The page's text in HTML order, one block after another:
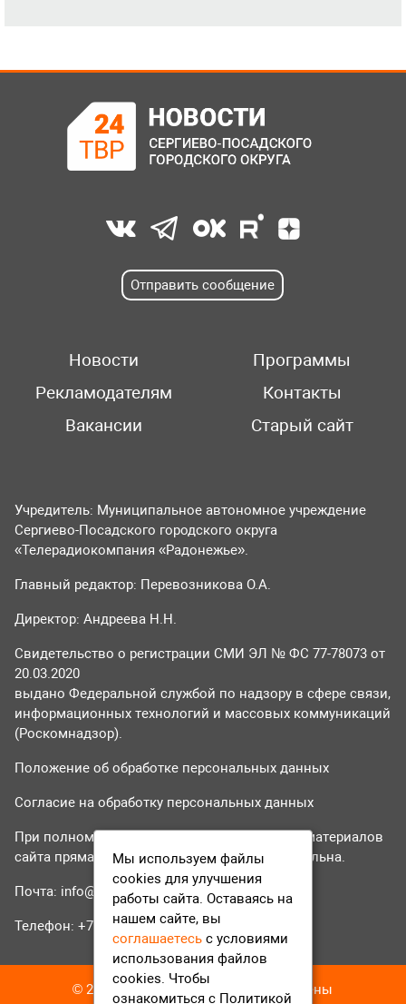
Отправить сообщение
Новости
Программы
Рекламодателям
Контакты
Вакансии
Старый сайт
Учредитель: Муниципальное автономное учреждение
Сергиево-Посадского городского округа
«Телерадиокомпания «Радонежье».
Главный редактор: Перевозникова О.А.
Директор: Андреева Н.Н.
Свидетельство о регистрации СМИ ЭЛ № ФС 77-78073 от
20.03.2020
выдано Федеральной службой по надзору в сфере связи,
информационных технологий и массовых коммуникаций
(Роскомнадзор).
Положение об обработке персональных данных
Согласие на обработку персональных данных
При полном или частичном использовании материалов
сайта прямая гиперссылка на tvr24.tv обязательна.
Почта: info@tvr24.tv
Телефон: +7 (496) 551-04-95
© 2016-2023 ТВР24 Все права защищены
Мы используем файлы
cookies для улучшения
работы сайта. Оставаясь на
нашем сайте, вы
соглашаетесь с условиями
использования файлов
cookies. Чтобы
ознакомиться с Политикой